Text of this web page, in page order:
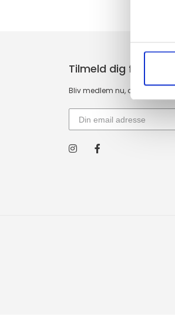
Tilmeld dig fashion
Bliv medlem nu, og få de